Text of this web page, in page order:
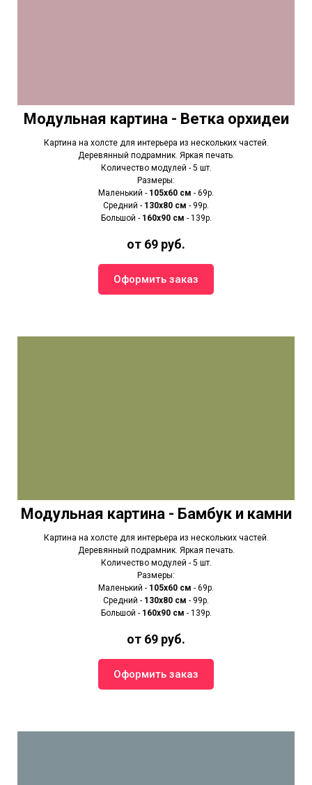
Модульная картина - Ветка орхидеи
Картина на холсте для интерьера из нескольких частей.
Деревянный подрамник. Яркая печать.
Количество модулей - 5 шт.
Размеры:
Маленький - 105х60 см - 69р.
Средний - 130х80 см - 99р.
Большой - 160х90 см - 139р.
от 69 руб.
Оформить заказ
Модульная картина - Бамбук и камни
Картина на холсте для интерьера из нескольких частей.
Деревянный подрамник. Яркая печать.
Количество модулей - 5 шт.
Размеры:
Маленький - 105х60 см - 69р.
Средний - 130х80 см - 99р.
Большой - 160х90 см - 139р.
от 69 руб.
Оформить заказ